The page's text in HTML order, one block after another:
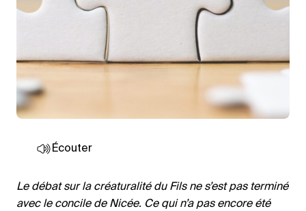
Écouter
Le débat sur la créaturalité du Fils ne s’est pas terminé
avec le concile de Nicée. Ce qui n’a pas encore été